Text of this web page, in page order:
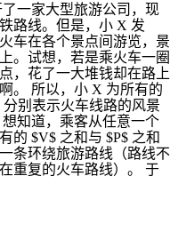
一家大型旅游公司，现
路线。但是，小 X 发
车在各个景点间游览，景
。试想，若是乘火车一圈
，花了一大堆钱却在路上
。 所以，小 X 为所有的
别表示火车线路的风景
知道，乘客从任意一个
的 $V$ 之和与 $P$ 之和
条环绕旅游路线（路线不
重复的火车路线）。 于